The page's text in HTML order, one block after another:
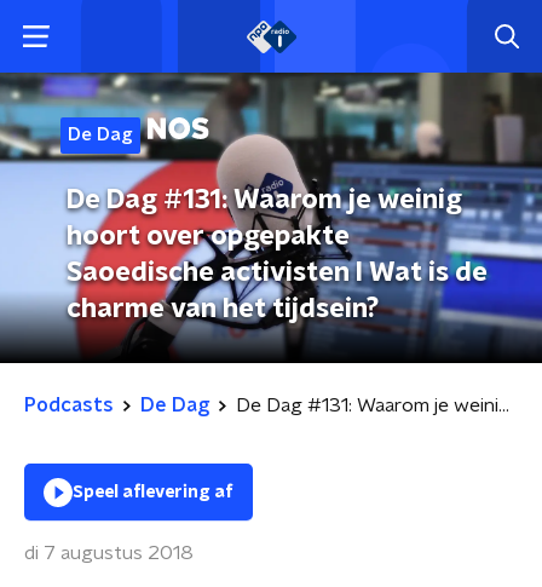
De Dag
De Dag #131: Waarom je weinig
hoort over opgepakte
Saoedische activisten l Wat is de
charme van het tijdsein?
Podcasts De Dag De Dag #131: Waarom je weinig hoort over opgepakte Saoedische activisten l Wat is de charme van het tijdsein?
Speel aflevering af
di 7 augustus 2018